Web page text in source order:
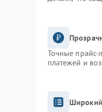
Точные прайс-
платежей и
Широкий